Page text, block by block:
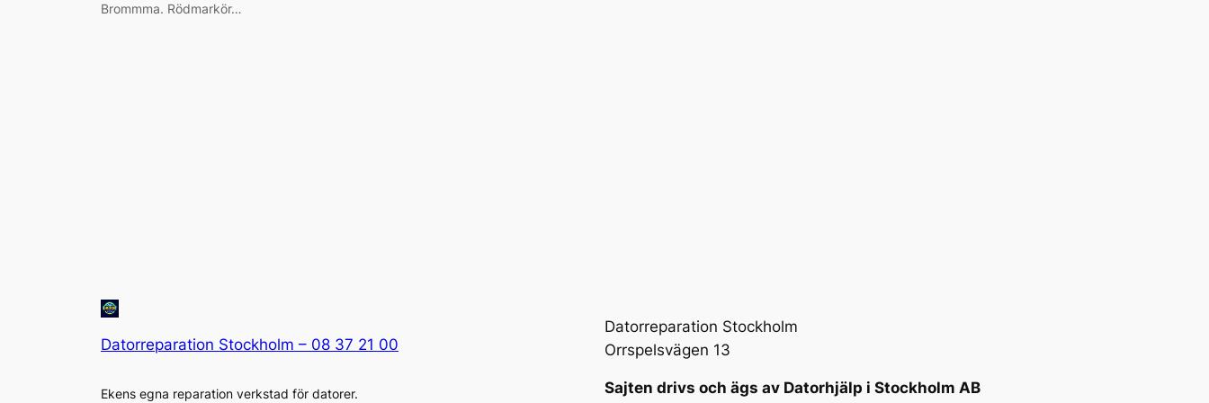
Brommma. Rödmarkör…
Datorreparation Stockholm – 08 37 21 00
Ekens egna reparation verkstad för datorer.
Datorreparation Stockholm
Orrspelsvägen 13
Sajten drivs och ägs av Datorhjälp i Stockholm AB